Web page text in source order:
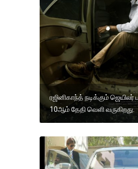
ரஜினிகாந்த் நடிக்கும்
10ஆம் தேதி வெளி வருகிறது.